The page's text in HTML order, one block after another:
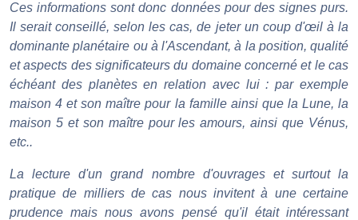
Ces informations sont donc données pour des signes purs.
Il serait conseillé, selon les cas, de jeter un coup d'œil à la
dominante planétaire ou à l'Ascendant, à la position, qualité
et aspects des significateurs du domaine concerné et le cas
échéant des planètes en relation avec lui : par exemple
maison 4 et son maître pour la famille ainsi que la Lune, la
maison 5 et son maître pour les amours, ainsi que Vénus,
etc..
La lecture d'un grand nombre d'ouvrages et surtout la
pratique de milliers de cas nous invitent à une certaine
prudence mais nous avons pensé qu'il était intéressant